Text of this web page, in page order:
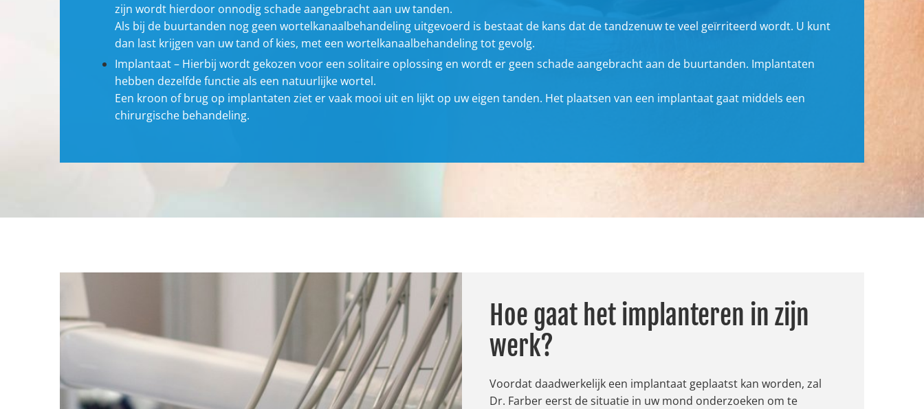
zijn wordt hierdoor onnodig schade aangebracht aan uw tanden.
Als bij de buurtanden nog geen wortelkanaalbehandeling uitgevoerd is bestaat de kans dat de tandzenuw te veel geïrriteerd wordt. U kunt
dan last krijgen van uw tand of kies, met een wortelkanaalbehandeling tot gevolg.
Implantaat – Hierbij wordt gekozen voor een solitaire oplossing en wordt er geen schade aangebracht aan de buurtanden. Implantaten
hebben dezelfde functie als een natuurlijke wortel.
Een kroon of brug op implantaten ziet er vaak mooi uit en lijkt op uw eigen tanden. Het plaatsen van een implantaat gaat middels een
chirurgische behandeling.
Hoe gaat het implanteren in zijn
werk?
Voordat daadwerkelijk een implantaat geplaatst kan worden, zal
Dr. Farber eerst de situatie in uw mond onderzoeken om te